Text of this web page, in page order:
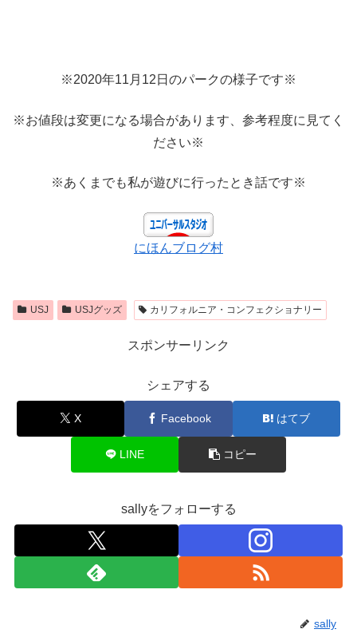
※2020年11月12日のパークの様子です※
※お値段は変更になる場合があります、参考程度に見てく
ださい※
※あくまでも私が遊びに行ったとき話です※
にほんブログ村
USJ USJグッズ カリフォルニア・コンフェクショナリー
スポンサーリンク
シェアする
X Facebook はてブ
LINE コピー
sallyをフォローする
sally